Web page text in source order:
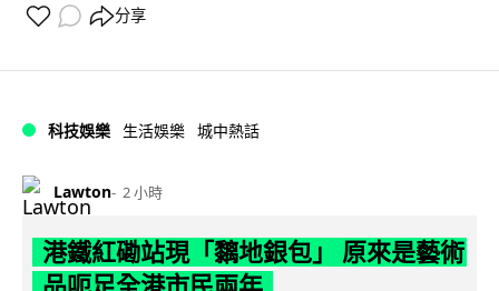
分享
科技娛樂 生活娛樂 城中熱話
Lawton 2 小時
港鐵紅磡站現「黐地銀包」 原來是藝術